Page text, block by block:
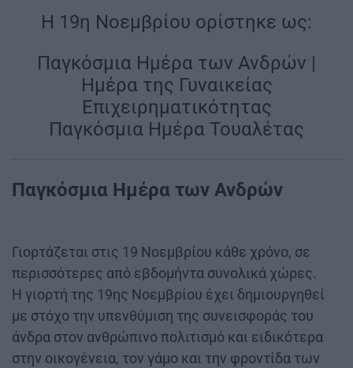
Η 19η Νοεμβρίου ορίστηκε ως:
Παγκόσμια Ημέρα των Ανδρών |
Ημέρα της Γυναικείας
Επιχειρηματικότητας
Παγκόσμια Ημέρα Τουαλέτας
Παγκόσμια Ημέρα των Ανδρών
Γιορτάζεται στις 19 Νοεμβρίου κάθε χρόνο, σε
περισσότερες από εβδομήντα συνολικά χώρες.
Η γιορτή της 19ης Νοεμβρίου έχει δημιουργηθεί
με στόχο την υπενθύμιση της συνεισφοράς του
άνδρα στον ανθρώπινο πολιτισμό και ειδικότερα
στην οικογένεια, τον γάμο και την φροντίδα των